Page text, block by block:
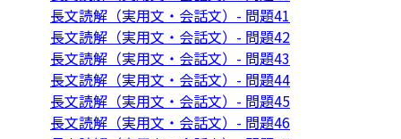
長文読解（実用文・会話文）- 問題41
長文読解（実用文・会話文）- 問題42
長文読解（実用文・会話文）- 問題43
長文読解（実用文・会話文）- 問題44
長文読解（実用文・会話文）- 問題45
長文読解（実用文・会話文）- 問題46